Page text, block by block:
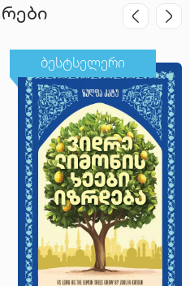
ბესტსელერი